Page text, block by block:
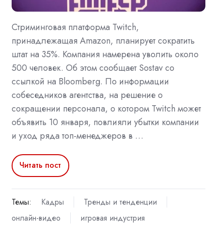
Стриминговая платформа Twitch,
принадлежащая Amazon, планирует сократить
штат на 35%. Компания намерена уволить около
500 человек. Об этом сообщает Sostav со
ссылкой на Bloomberg. По информации
собеседников агентства, на решение о
сокращении персонала, о котором Twitch может
объявить 10 января, повлияли убытки компании
и уход ряда топ-менеджеров в …
Читать пост
Темы: Кадры
Тренды и тенденции
онлайн-видео
игровая индустрия